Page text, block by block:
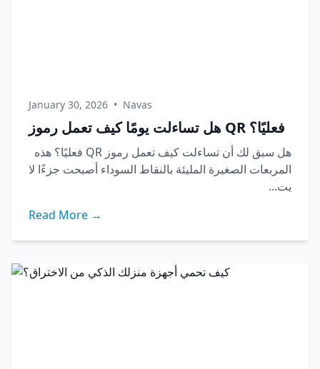
January 30, 2026 • Navas
هل تساءلت يومًا كيف تعمل رموز QR فعليًا؟
هل سبق لك أن تساءلت كيف تعمل رموز QR فعليًا؟ هذه
المربعات الصغيرة المليئة بالنقاط السوداء أصبحت جزءًا لا
يت...
Read More →